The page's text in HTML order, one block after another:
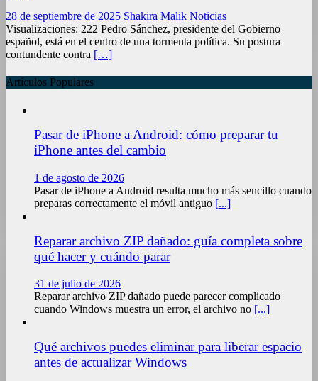
28 de septiembre de 2025 Shakira Malik Noticias
Visualizaciones: 222 Pedro Sánchez, presidente del Gobierno
español, está en el centro de una tormenta política. Su postura
contundente contra […]
Artículos Populares
Pasar de iPhone a Android: cómo preparar tu
iPhone antes del cambio
1 de agosto de 2026
Pasar de iPhone a Android resulta mucho más sencillo cuando
preparas correctamente el móvil antiguo [...]
Reparar archivo ZIP dañado: guía completa sobre
qué hacer y cuándo parar
31 de julio de 2026
Reparar archivo ZIP dañado puede parecer complicado
cuando Windows muestra un error, el archivo no [...]
Qué archivos puedes eliminar para liberar espacio
antes de actualizar Windows